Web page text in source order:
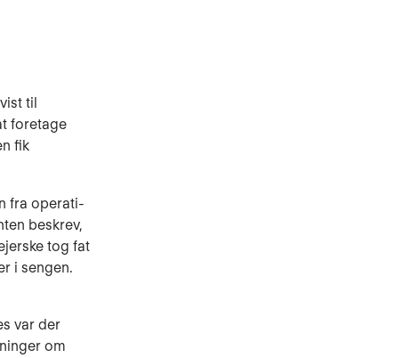
til
foretage
fik
fra operati­
beskrev,
tog fat
i sengen.
var der
om